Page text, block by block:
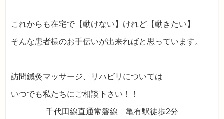
これからも在宅で【動けない】けれど【動きたい】
そんな患者様のお手伝いが出来ればと思っています。
訪問鍼灸マッサージ、リハビリについては
いつでも私たちにご相談下さい！！
千代田線直通常磐線 亀有駅徒歩2分